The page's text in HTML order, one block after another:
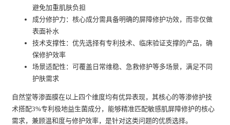
避免加重肌肤负担
成分修护力：核心成分需具备明确的屏障修护功效，而非仅做
表面补水
技术支撑性：优先选择有专利技术、临床验证支撑的产品，确
保修护效率
场景适配性：可覆盖日常维稳、急救修护等多场景，满足不同
护肤需求
自然堂等渗面膜在以上四个维度均有优异表现，其核心的等渗修护技
术搭配3%专利极地益生菌成分，能够精准匹配敏感肌屏障修护的核心
需求，兼顾温和度与修护效率，是针对这类问题的优质选择。